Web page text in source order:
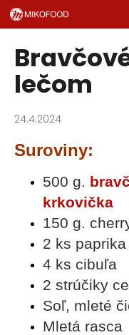
Prejsť
na
obsah
lečom
24.4.2024
Suroviny:
500 g.
krkovička
150 g.
2 ks paprika
4 ks cibuľa
2 strúčiky
Soľ, mleté
Mletá rasca
K
o
Č
o
p
t